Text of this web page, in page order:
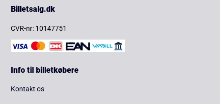
Billetsalg.dk
CVR-nr: 10147751
Info til billetkøbere
Kontakt os